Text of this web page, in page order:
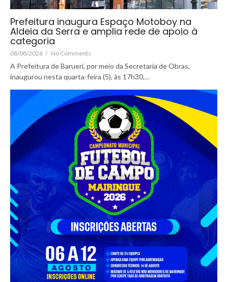
Prefeitura inaugura Espaço Motoboy na
Aldeia da Serra e amplia rede de apoio à
categoria
08/08/2026 / No Comments
A Prefeitura de Barueri, por meio da Secretaria de Obras,
inaugurou nesta quarta-feira (5), às 17h30,…